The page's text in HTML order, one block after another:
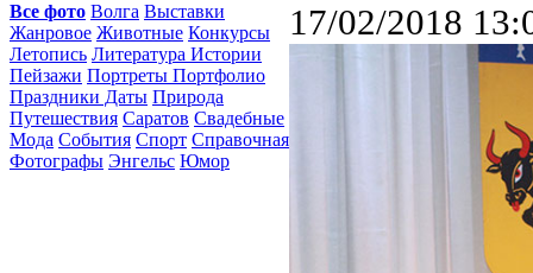
Все фото Волга Выставки
Жанровое Животные Конкурсы
Летопись Литература Истории
Пейзажи Портреты Портфолио
Праздники Даты Природа
Путешествия Саратов Свадебные
Мода События Спорт Справочная
Фотографы Энгельс Юмор
17/02/2018